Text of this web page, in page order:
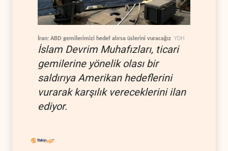
İran: ABD gemilerimizi hedef alırsa üslerini vuracağız YDH
İslam Devrim Muhafızları, ticari
gemilerine yönelik olası bir
saldırıya Amerikan hedeflerini
vurarak karşılık vereceklerini ilan
ediyor.